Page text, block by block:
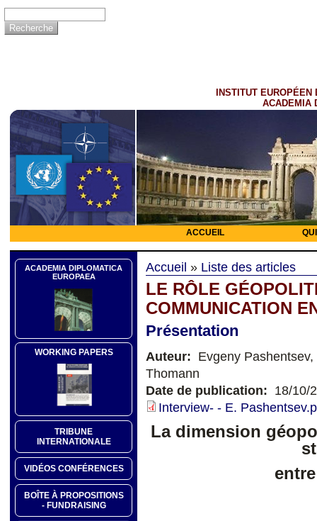
INSTITUT EUROPÉEN
ACADEMIA
ACCUEIL
ACADEMIA DIPLOMATICA
EUROPAEA
WORKING PAPERS
TRIBUNE
INTERNATIONALE
VIDÉOS CONFÉRENCES
BOÎTE À PROPOSITIONS
- FUNDRAISING
Accueil » Liste des articles
LE RÔLE
COMMUNICATION
Présentation
Auteur: Evgeny
Thomann
Date de publication: 18/10/
Interview- - E.
La dimension